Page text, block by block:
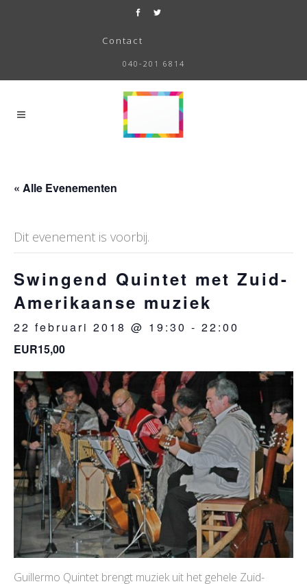
Contact
040-201 6814
« Alle Evenementen
Dit evenement is voorbij.
Swingend Quintet met Zuid-
Amerikaanse muziek
22 februari 2018 @ 19:30 - 22:00
EUR15,00
Guillermo Quintet brengt muziek uit het gehele Zuid-